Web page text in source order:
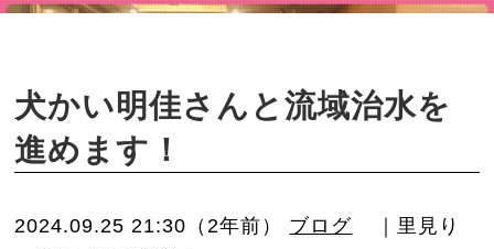
犬かい明佳さんと流域治水を
進めます！
2024.09.25 21:30（2年前） ブログ
｜里見り